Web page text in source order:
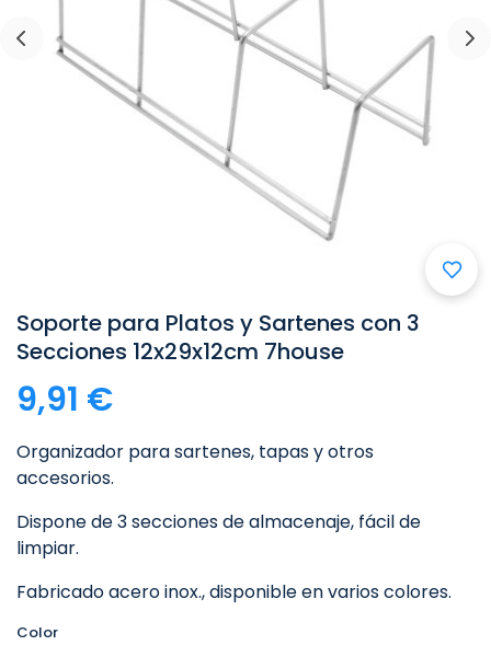
Soporte para Platos y Sartenes con 3
Secciones 12x29x12cm 7house
9,91 €
Organizador para sartenes, tapas y otros
accesorios.
Dispone de 3 secciones de almacenaje, fácil de
limpiar.
Fabricado acero inox., disponible en varios colores.
Color